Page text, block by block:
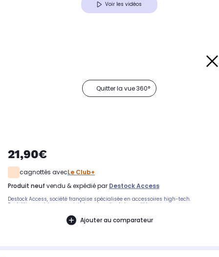
Voir les vidéos
Quitter la vue 360°
21,90€
cagnottés avecLe Club+
produit neuf vendu & expédié par Destock Access
Destock Access, société française spécialisée en accessoires high-tech.
Expédition rapide avec suivi et service client de qualité.
Ajouter au comparateur